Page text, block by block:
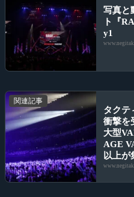
写真と
ト『
y1
関連記事
タクテ
衝撃を
大型
AGE
以上が